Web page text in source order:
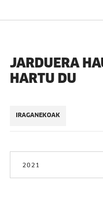
JARDUERA
HARTU DU
IRAGANEKOAK
2021